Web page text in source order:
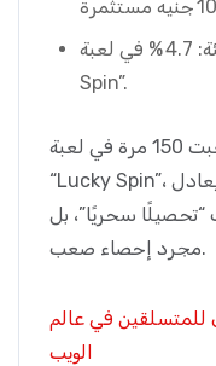
أعلى نسبة فوز في الفئة: 4.7 % في لعبة “Lucky
Spin”.
حساب بسيط يوضح أن إذا لعبت 150 مرة في لعبة
“Lucky Spin”، ستحصل على حوالي 7 جوائز، ما يعادل
“تحصيلًا سحريًا”، بل
مجرد إحصاء صعب.
للمتسلقين في عالم
الويب